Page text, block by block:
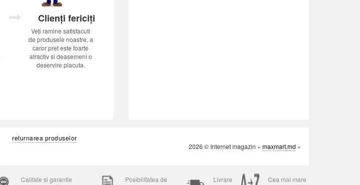
Clienți fericiți
Veți ramine satisfacuti
de produsele noastre, a
caror pret este foarte
atractiv si deasemeni o
deservire placuta.
returnarea produselor
2026 © Internet magazin « maxmart.md »
Calitate si garantie
Posibilitatea de
Livrare
Cea mai mare